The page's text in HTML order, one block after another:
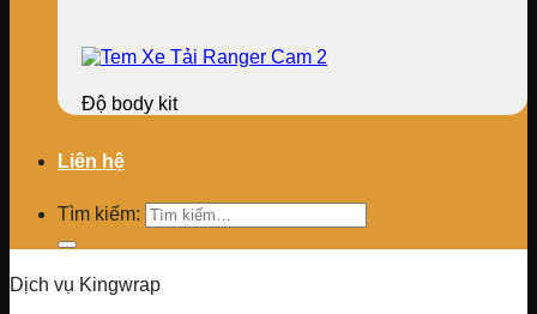
Độ body kit
Liên hệ
Tìm kiếm:
Dịch vụ Kingwrap